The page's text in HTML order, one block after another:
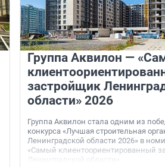
Группа Аквилон —
застройщик
области» 2026
Группа Аквилон стала одним из
конкурса «Лучшая строительная
Ленинградской области 2026» в
«Самый клиентоориентированный
Ленинградской области».